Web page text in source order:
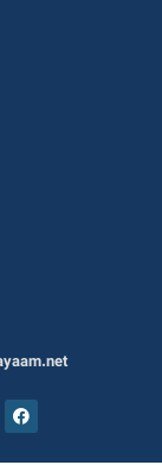
Copyright © 2023, All Rights Reserved Payaam.net